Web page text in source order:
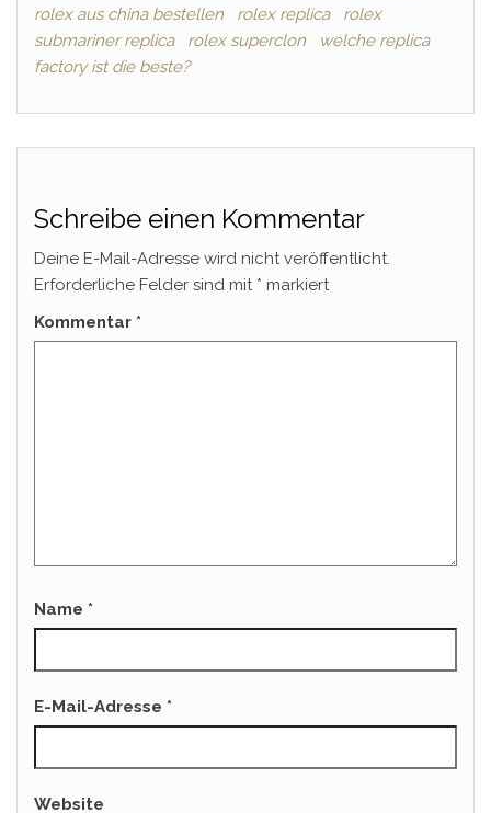
rolex aus china bestellen
rolex replica
rolex
submariner replica
rolex superclon
welche replica
factory ist die beste?
Schreibe einen Kommentar
Deine E-Mail-Adresse wird nicht veröffentlicht.
Erforderliche Felder sind mit * markiert
Kommentar *
Name *
E-Mail-Adresse *
Website